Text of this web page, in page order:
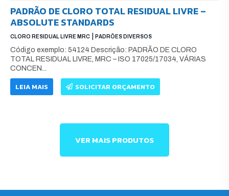
PADRÃO DE CLORO TOTAL RESIDUAL LIVRE –
ABSOLUTE STANDARDS
CLORO RESIDUAL LIVRE MRC PADRÕES DIVERSOS
Código exemplo: 54124 Descrição: PADRÃO DE CLORO
TOTAL RESIDUAL LIVRE, MRC – ISO 17025/17034, VÁRIAS
CONCEN...
LEIA MAIS SOLICITAR ORÇAMENTO
VER MAIS PRODUTOS